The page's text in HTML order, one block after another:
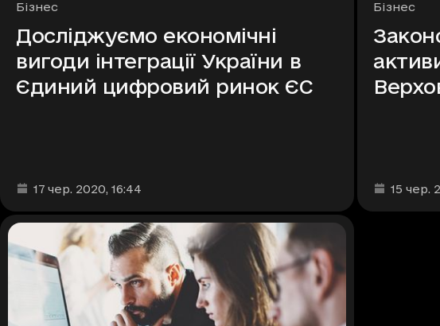
Рубрики
Бізнес
Досліджуємо економічні
вигоди інтеграції України в
Єдиний цифровий ринок ЄС
Дата та час публікації
17 чер. 2020, 16:44
Рубрики
Бізнес
Дата та
15 чер.